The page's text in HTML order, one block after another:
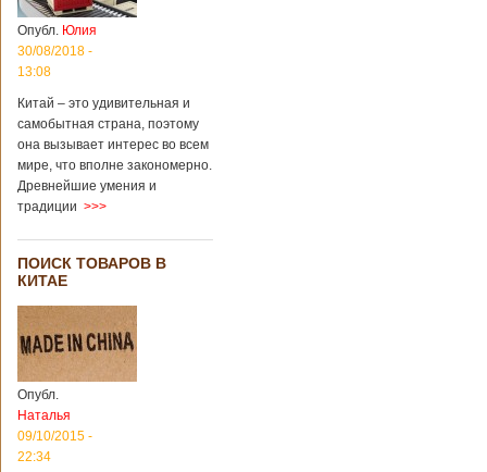
Опубл. Юлия
30/08/2018 -
13:08
Китай – это удивительная и
самобытная страна, поэтому
она вызывает интерес во всем
мире, что вполне закономерно.
Древнейшие умения и
традиции >>>
ПОИСК ТОВАРОВ В
КИТАЕ
Опубл.
Наталья
09/10/2015 -
22:34